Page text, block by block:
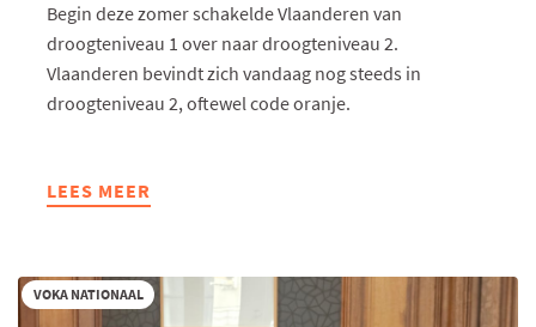
Begin deze zomer schakelde Vlaanderen van
droogteniveau 1 over naar droogteniveau 2.
Vlaanderen bevindt zich vandaag nog steeds in
droogteniveau 2, oftewel code oranje.
LEES MEER
ABOUT
DE
AANHOUDENDE
VOKA NATIONAAL